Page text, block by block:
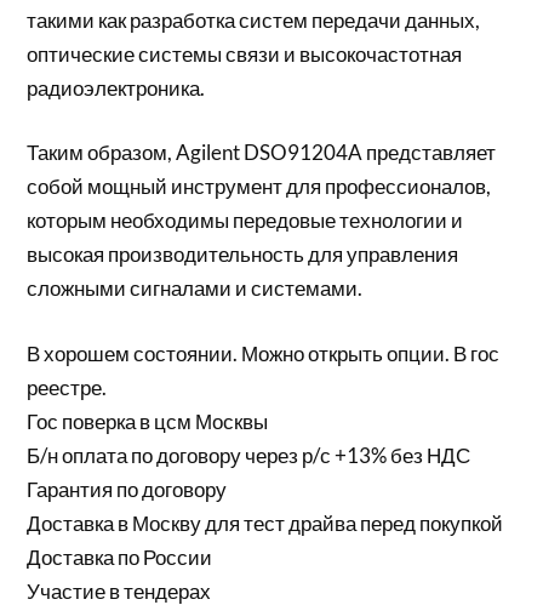
такими как разработка систем передачи данных,
оптические системы связи и высокочастотная
радиоэлектроника.
Таким образом, Agilent DSO91204A представляет
собой мощный инструмент для профессионалов,
которым необходимы передовые технологии и
высокая производительность для управления
сложными сигналами и системами.
В хорошем состоянии. Можно открыть опции. В гос
реестре.
Гос поверка в цсм Москвы
Б/н оплата по договору через р/с +13% без НДС
Гарантия по договору
Доставка в Москву для тест драйва перед покупкой
Доставка по России
Участие в тендерах